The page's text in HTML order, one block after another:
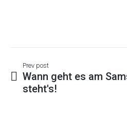
Prev post
Wann geht es am
steht's!